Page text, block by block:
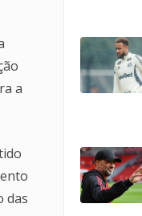
a
das